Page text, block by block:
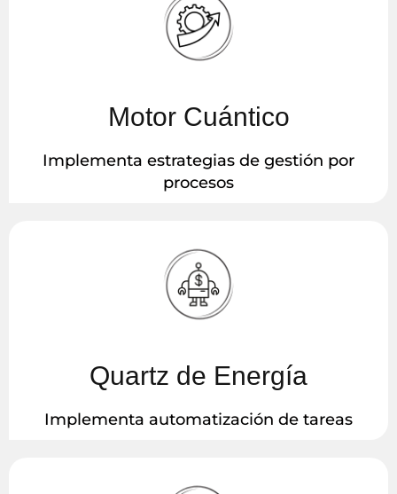
Motor Cuántico
Implementa estrategias de gestión por
procesos
Quartz de Energía
Implementa automatización de tareas